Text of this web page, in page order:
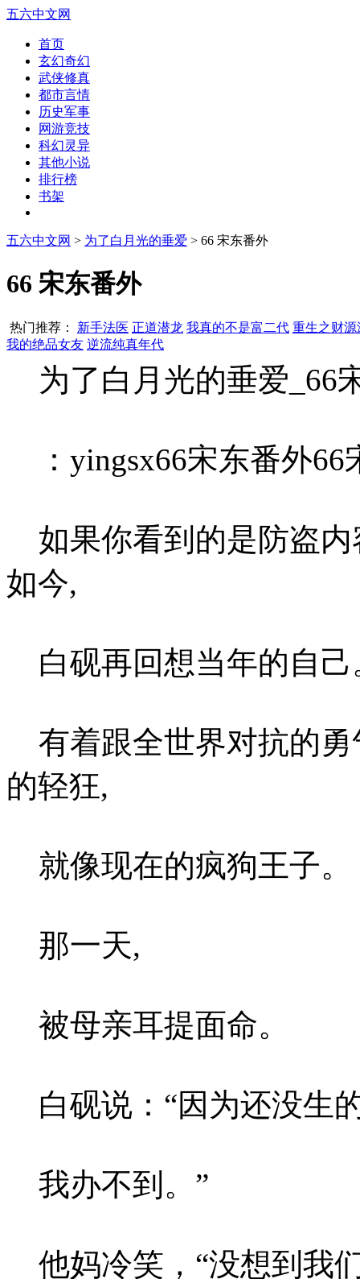
五六中文网
首页
玄幻奇幻
武侠修真
都市言情
历史军事
网游竞技
科幻灵异
其他小说
排行榜
书架
五六中文网 > 为了白月光的垂爱 > 66 宋东番外
66 宋东番外
热门推荐： 新手法医 正道潜龙 我真的不是富二代 重生之财源
我的绝品女友 逆流纯真年代
为了白月光的垂爱_66
：yingsx66宋东番外66
如果你看到的是防盗内
如今,
白砚再回想当年的自己
有着跟全世界对抗的勇
的轻狂,
就像现在的疯狗王子。
那一天,
被母亲耳提面命。
白砚说：“因为还没生
我办不到。”
他妈冷笑，“没想到我